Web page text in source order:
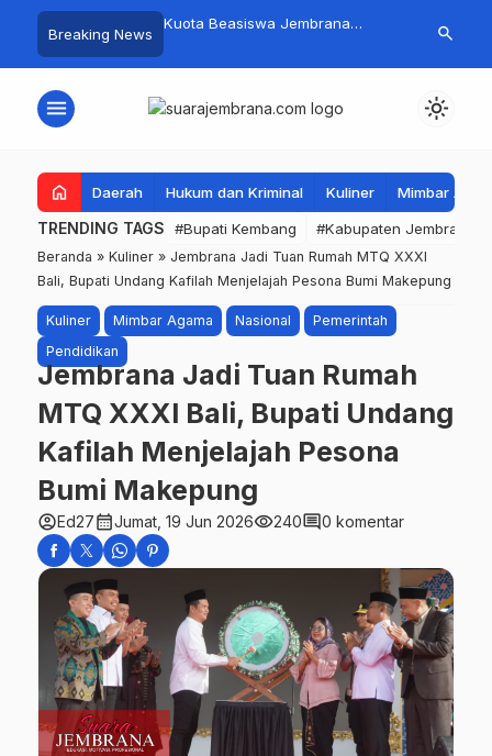
Breaking News
Kembang Beri
Warga Sri
Kuota Beasiswa Jembrana
Siapkan Upaya Penambahan di
Fantastis!
Jembrana
search
menu light_mode
home Daerah Hukum dan Kriminal Kuliner Mimbar
TRENDING TAGS #Bupati Kembang #Kabupaten Jembrana
Beranda » Kuliner » Jembrana Jadi Tuan Rumah MTQ XXXI
Bali, Bupati Undang Kafilah Menjelajah Pesona Bumi Makepung
Kuliner Mimbar Agama Nasional
Pemerintah
Pendidikan
Jembrana Jadi Tuan Rumah
MTQ XXXI Bali, Bupati Undang
Kafilah Menjelajah Pesona
Bumi Makepung
account_circleEd27calendar_monthJumat, 19 Jun 2026visibility240comment0 komentar